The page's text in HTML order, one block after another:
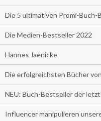
Die 5 ultimativen Promi-
Die Medien-Bestseller 2022
Hannes Jaenicke
Die erfolgreichsten Bücher
NEU: Buch-Bestseller der
Influencer manipulieren